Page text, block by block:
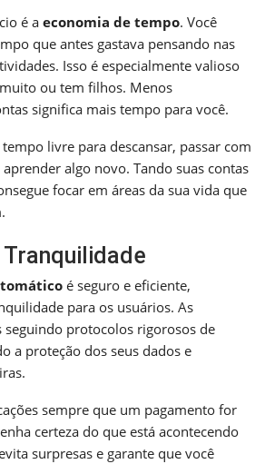
é a economia de tempo. Você
que antes gastava pensando nas
Isso é especialmente valioso
ou tem filhos. Menos
significa mais tempo para você.
livre para descansar, passar com
algo novo. Tando suas contas
focar em áreas da sua vida que
Tranquilidade
é seguro e eficiente,
para os usuários. As
seguindo protocolos rigorosos de
a proteção dos seus dados e
sempre que um pagamento for
certeza do que está acontecendo
surpresas e garante que você